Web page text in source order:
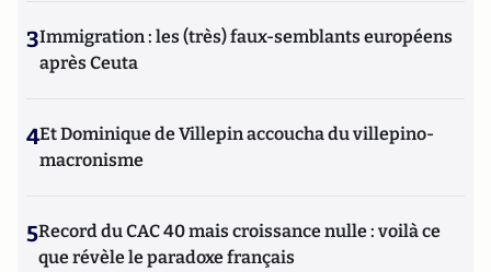
3Immigration : les (très) faux-semblants européens
après Ceuta
4Et Dominique de Villepin accoucha du villepino-
macronisme
5Record du CAC 40 mais croissance nulle : voilà ce
que révèle le paradoxe français